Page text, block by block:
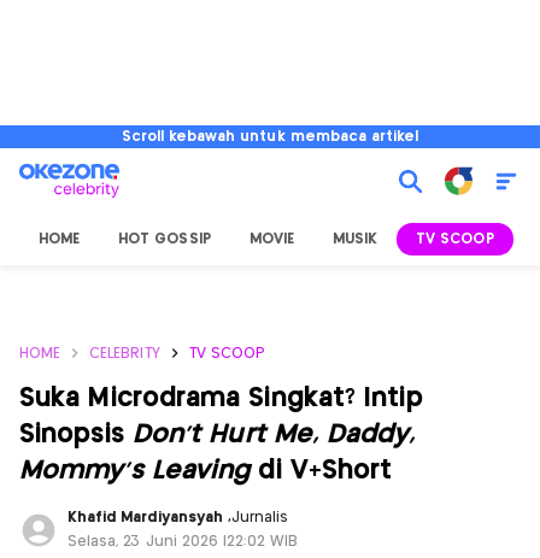
Scroll kebawah untuk membaca artikel
HOME HOT GOSSIP MOVIE MUSIK TV SCOOP
HOME CELEBRITY TV SCOOP
Suka Microdrama Singkat? Intip
Sinopsis Don’t Hurt Me, Daddy,
Mommy’s Leavingdi V+Short
Khafid Mardiyansyah ,Jurnalis
Selasa, 23 Juni 2026 |22:02 WIB